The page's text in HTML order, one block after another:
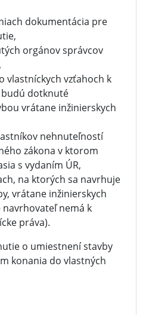
dokumentácia pre
orgánov správcov
vlastníckych vzťahoch k
dotknuté
vrátane inžinierskych
nehnuteľností
zákona v ktorom
s vydaním ÚR,
na ktorých sa navrhuje
vrátane inžinierskych
navrhovateľ nemá k
práva).
o umiestnení stavby
konania do vlastných